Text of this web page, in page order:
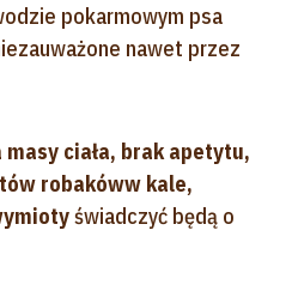
pokarmowym psa
nawet przez
ciała, brak apetytu,
robakóww kale,
świadczyć będą o